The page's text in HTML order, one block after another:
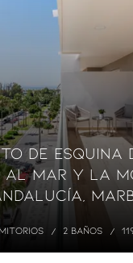
de
al mar y la
2 BAÑOS